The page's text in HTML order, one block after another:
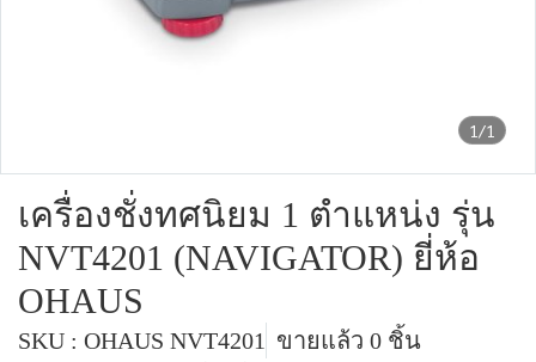
1/1
เครื่องชั่งทศนิยม 1 ตำแหน่ง รุ่น
NVT4201 (NAVIGATOR) ยี่ห้อ
OHAUS
SKU : OHAUS NVT4201 ขายแล้ว 0 ชิ้น